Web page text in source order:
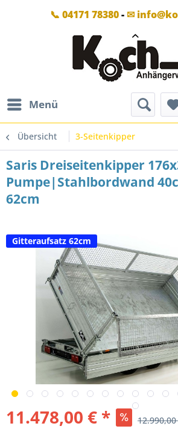
📞 04171 78380- ✉
Menü
Übersicht 3-Seitenkipper
Saris Dreiseitenkipper
Pumpe|Stahlbordwand
62cm
Gitteraufsatz 62cm
11.478,00 € *